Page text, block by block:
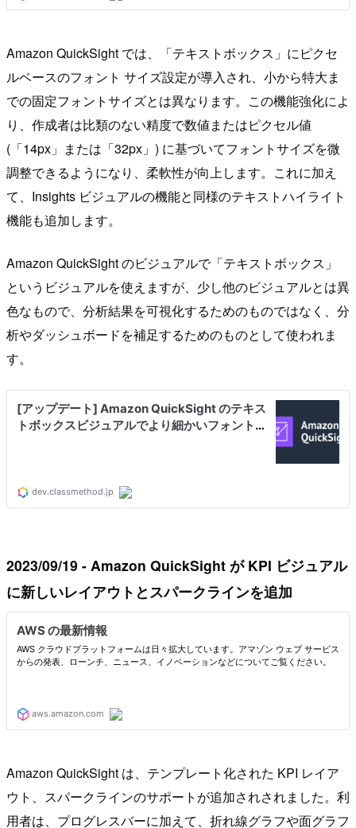
Amazon QuickSight では、「テキストボックス」にピクセ
ルベースのフォント サイズ設定が導入され、小から特大ま
での固定フォントサイズとは異なります。この機能強化によ
り、作成者は比類のない精度で数値またはピクセル値
(「14px」または「32px」) に基づいてフォントサイズを微
調整できるようになり、柔軟性が向上します。これに加え
て、Insights ビジュアルの機能と同様のテキストハイライト
機能も追加します。
Amazon QuickSight のビジュアルで「テキストボックス」
というビジュアルを使えますが、少し他のビジュアルとは異
色なもので、分析結果を可視化するためのものではなく、分
析やダッシュボードを補足するためのものとして使われま
す。
2023/09/19 - Amazon QuickSight が KPI ビジュアル
に新しいレイアウトとスパークラインを追加
Amazon QuickSight は、テンプレート化された KPI レイア
ウト、スパークラインのサポートが追加されされました。利
用者は、プログレスバーに加えて、折れ線グラフや面グラフ